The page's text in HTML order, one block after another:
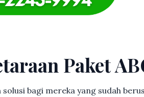
Paket
solusi bagi mereka yang sudah